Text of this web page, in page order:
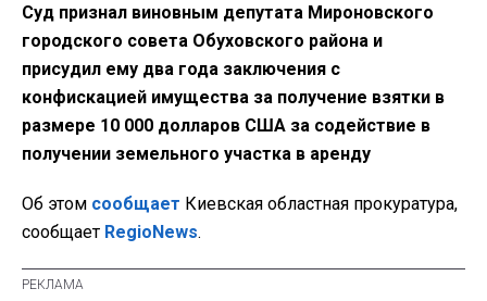
Суд признал виновным депутата Мироновского
городского совета Обуховского района и
присудил ему два года заключения с
конфискацией имущества за получение взятки в
размере 10 000 долларов США за содействие в
получении земельного участка в аренду
Об этом сообщает Киевская областная прокуратура,
сообщает RegioNews.